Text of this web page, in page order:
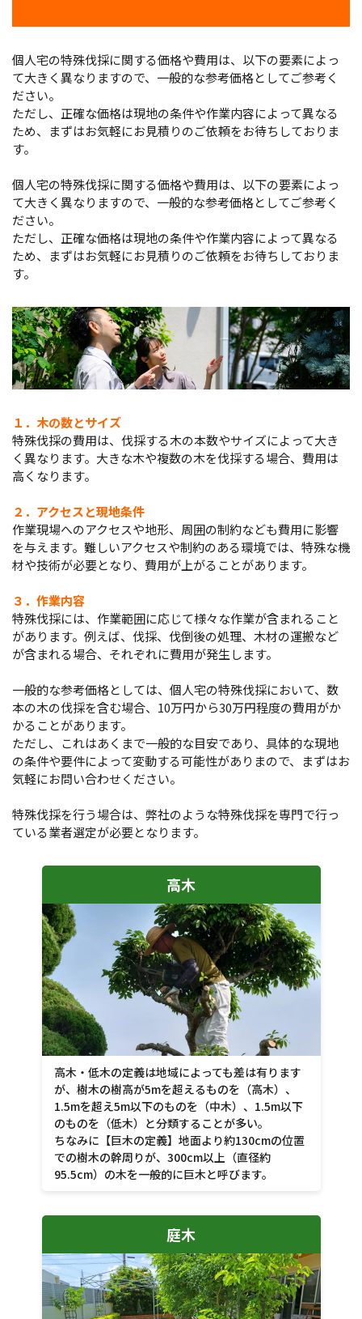
個人宅の特殊伐採に関する価格や費用は、以下の要素によっ
て大きく異なりますので、一般的な参考価格としてご参考く
ださい。
ただし、正確な価格は現地の条件や作業内容によって異なる
ため、まずはお気軽にお見積りのご依頼をお待ちしておりま
す。
個人宅の特殊伐採に関する価格や費用は、以下の要素によっ
て大きく異なりますので、一般的な参考価格としてご参考く
ださい。
ただし、正確な価格は現地の条件や作業内容によって異なる
ため、まずはお気軽にお見積りのご依頼をお待ちしておりま
す。
１．木の数とサイズ
特殊伐採の費用は、伐採する木の本数やサイズによって大き
く異なります。大きな木や複数の木を伐採する場合、費用は
高くなります。
２．アクセスと現地条件
作業現場へのアクセスや地形、周囲の制約なども費用に影響
を与えます。難しいアクセスや制約のある環境では、特殊な機
材や技術が必要となり、費用が上がることがあります。
３．作業内容
特殊伐採には、作業範囲に応じて様々な作業が含まれること
があります。例えば、伐採、伐倒後の処理、木材の運搬など
が含まれる場合、それぞれに費用が発生します。
一般的な参考価格としては、個人宅の特殊伐採において、数
本の木の伐採を含む場合、10万円から30万円程度の費用がか
かることがあります。
ただし、これはあくまで一般的な目安であり、具体的な現地
の条件や要件によって変動する可能性がありまので、まずはお
気軽にお問い合わせください。
特殊伐採を行う場合は、弊社のような特殊伐採を専門で行っ
ている業者選定が必要となります。
高木
高木・低木の定義は地域によっても差は有ります
が、樹木の樹高が5mを超えるものを（高木）、
1.5mを超え5m以下のものを（中木）、1.5m以下
のものを（低木）と分類することが多い。
ちなみに【巨木の定義】地面より約130cmの位置
での樹木の幹周りが、300cm以上（直径約
95.5cm）の木を一般的に巨木と呼びます。
庭木